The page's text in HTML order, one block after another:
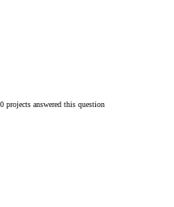
projects answered this question